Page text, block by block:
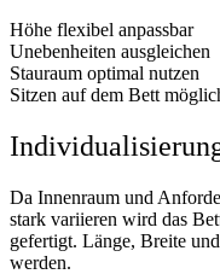
Höhe flexibel anpassbar
Unebenheiten ausgleichen
Stauraum optimal nutzen
Sitzen auf dem Bett
Da Innenraum und
stark variieren wird das
gefertigt. Länge, Breite
werden.